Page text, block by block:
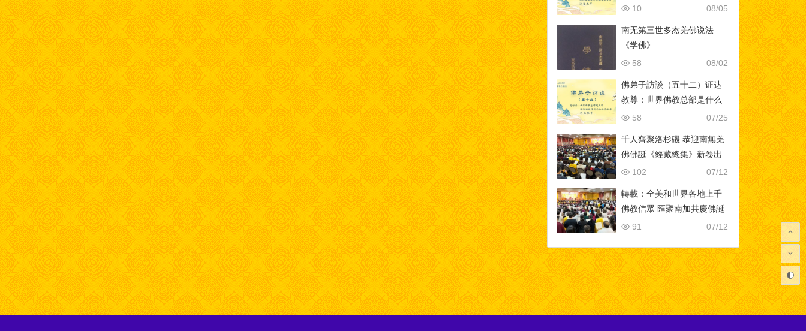
与修行的区别？为什么佛教
明？
08/05
10
南无第三世多杰羌佛说法
《学佛》
08/02
58
佛弟子訪談（五十二）证达
教尊：世界佛教总部是什么
样的组织？佛教与其他宗教
实含义！
07/25
58
千人齊聚洛杉磯 恭迎南無羌
佛佛誕《經藏總集》新卷出
版-[華人今日網]
07/12
102
轉載：全美和世界各地上千
佛教信眾 匯聚南加共慶佛誕
07/12
91